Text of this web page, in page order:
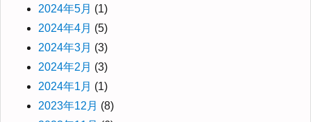
2024年5月 (1)
2024年4月 (5)
2024年3月 (3)
2024年2月 (3)
2024年1月 (1)
2023年12月 (8)